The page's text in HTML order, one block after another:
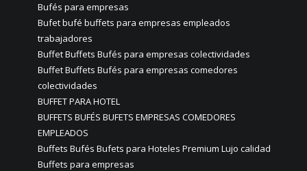
Bufés para empresas
Bufet bufé buffets para empresas empleados
trabajadores
Buffet Buffets Bufés para empresas colectividades
Buffet Buffets Bufés para empresas comedores
colectividades
BUFFET PARA HOTEL
BUFFETS BUFÉS BUFETS EMPRESAS COMEDORES
EMPLEADOS
Buffets Bufés Bufets para Hoteles Premium Lujo calidad
Buffets para empresas